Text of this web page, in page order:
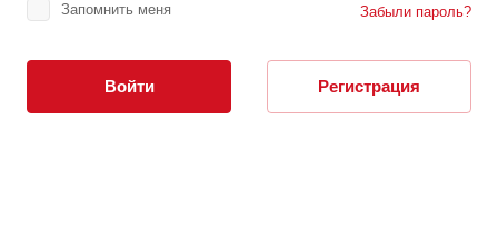
Запомнить меня Забыли пароль?
Войти Регистрация